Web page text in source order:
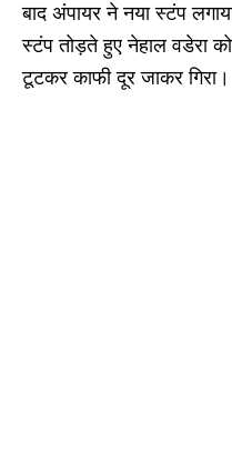
बाद अंपायर ने नया स्टंप
स्टंप तोड़ते हुए नेहाल वडेरा
टूटकर काफी दूर जाकर गिरा।